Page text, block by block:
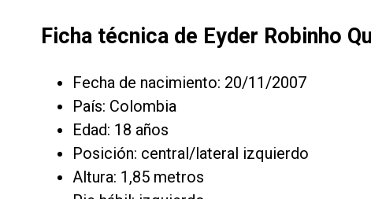
Ficha técnica de Eyder Robinho
Fecha de nacimiento: 20/11/2007
País: Colombia
Edad: 18 años
Posición: central/lateral izquierdo
Altura: 1,85 metros